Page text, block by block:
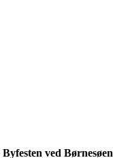
Byfesten ved Børnesøen